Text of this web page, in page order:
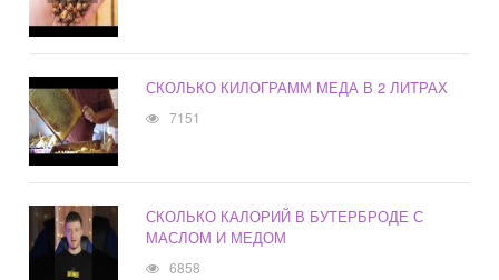
СКОЛЬКО КИЛОГРАММ МЕДА В 2 ЛИТРАХ
7151
СКОЛЬКО КАЛОРИЙ В БУТЕРБРОДЕ С
МАСЛОМ И МЕДОМ
6858